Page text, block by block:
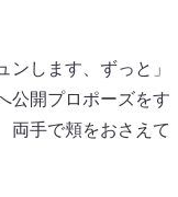
します、ずっと」
公開プロポーズをす
両手で頬をおさえて